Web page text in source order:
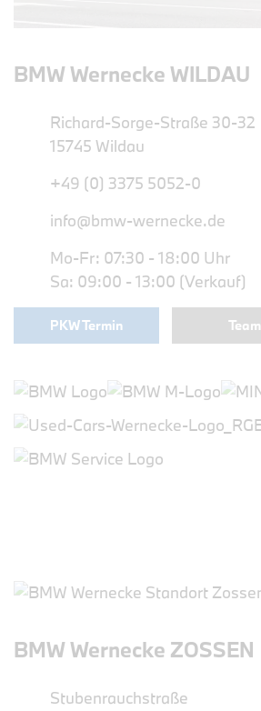
BMW Wernecke WILDAU
Richard-Sorge-Straße 30-32
15745 Wildau
+49 (0) 3375 5052-0
info@bmw-wernecke.de
Mo-Fr: 07:30 - 18:00 Uhr
Sa: 09:00 - 13:00 (Verkauf)
PKW Termin Team
BMW Wernecke ZOSSEN
Stubenrauchstraße